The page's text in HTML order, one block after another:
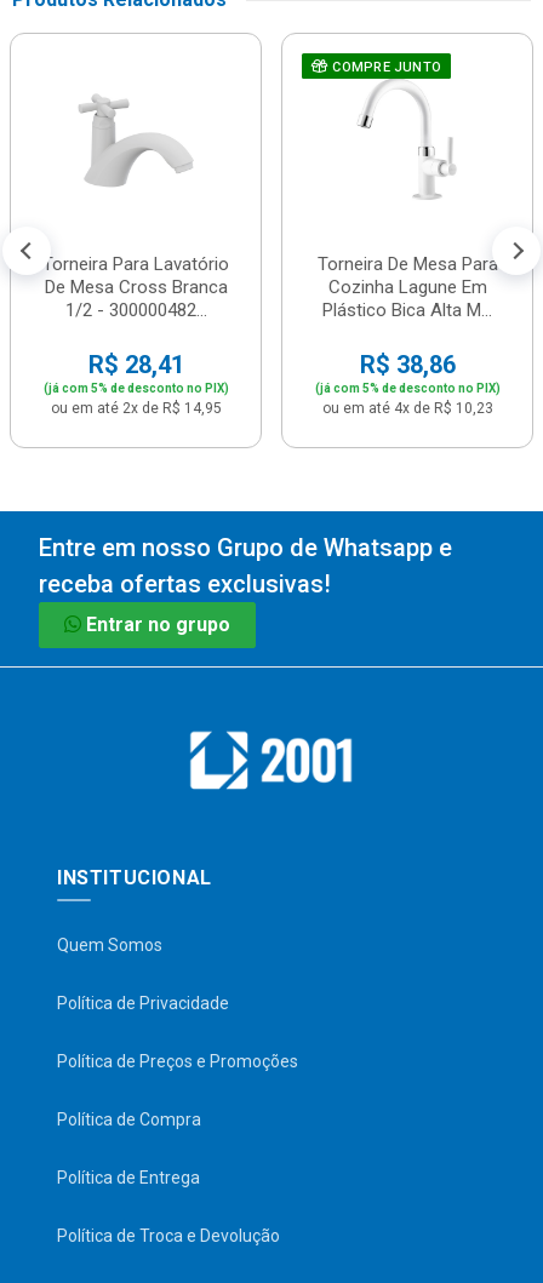
Torneira Para Lavatório
De Mesa Cross Branca
1/2 - 300000482...
R$ 28,41
(já com 5% de desconto no PIX)
ou em até 2x de R$ 14,95
COMPRE JUNTO
Torneira De Mesa Para
Cozinha Lagune Em
Plástico Bica Alta M...
R$ 38,86
(já com 5% de desconto no PIX)
ou em até 4x de R$ 10,23
Entre em nosso Grupo de Whatsapp e
receba ofertas exclusivas!
Entrar no grupo
INSTITUCIONAL
Quem Somos
Política de Privacidade
Política de Preços e Promoções
Política de Compra
Política de Entrega
Política de Troca e Devolução